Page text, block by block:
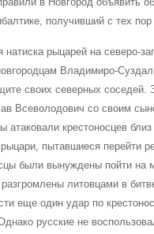
получивший с тех
рыцарей на северо-
Владимиро-
своих северных
Всеволодович со своим
крестоносцев
пытавшиеся перейти
были вынуждены пойти на
литовцами в
еще один удар по
русские не